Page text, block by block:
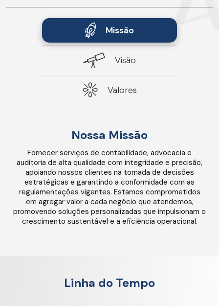
Missão
Visão
Valores
Nossa Missão
Fornecer serviços de contabilidade, advocacia e
auditoria de alta qualidade com integridade e precisão,
apoiando nossos clientes na tomada de decisões
estratégicas e garantindo a conformidade com as
regulamentações vigentes. Estamos comprometidos
em agregar valor a cada negócio que atendemos,
promovendo soluções personalizadas que impulsionam o
crescimento sustentável e a eficiência operacional.
Linha do Tempo